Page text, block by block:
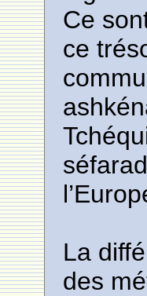
Ce
ce
La
des